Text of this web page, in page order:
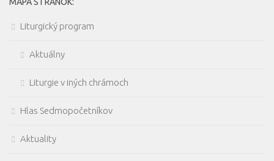
Liturgický program
Aktuálny
Liturgie v iných chrámoch
Hlas Sedmopočetníkov
Aktuality